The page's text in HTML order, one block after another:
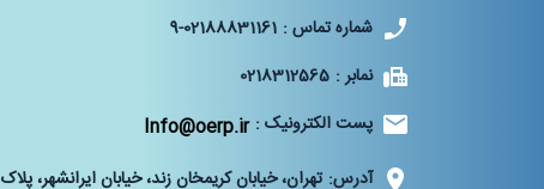
شماره تماس : 9-02188831161
نمابر : 0218312565
پست الکترونیک : Info@oerp.ir
آدرس: تهران، خیابان کریمخان زند، خیابان ایرانشهر، پلاک 270‌